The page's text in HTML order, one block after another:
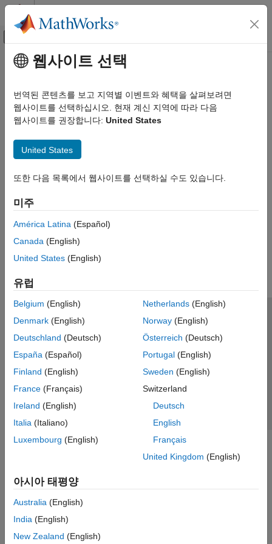
콘텐츠로 바로 가기
오프캔버스 탐색 메뉴 토글
문서 홈
주요 콘텐츠
웹사이트 선택
번역된 콘텐츠를 보고 지역별 이벤트와 혜택을 살펴보려면
웹사이트를 선택하십시오. 현재 계신 지역에 따라 다음
웹사이트를 권장합니다: United States
United States
또한 다음 목록에서 웹사이트를 선택하실 수도 있습니다.
미주
América Latina (Español)
Canada (English)
United States (English)
유럽
Belgium (English)
Denmark (English)
Deutschland (Deutsch)
España (Español)
Finland (English)
France (Français)
Ireland (English)
Italia (Italiano)
Luxembourg (English)
Netherlands(English)
Norway(English)
Österreich (Deutsch)
Portugal(English)
Sweden (English)
Switzerland
Deutsch
English
Français
United Kingdom (English)
아시아 태평양
Australia (English)
India (English)
New Zealand (English)
신뢰 센터 등록 상표 개인정보 취급방침
불법 복제 방지
애플리케이션 상태
© 1994-2026 The MathWorks, Inc.